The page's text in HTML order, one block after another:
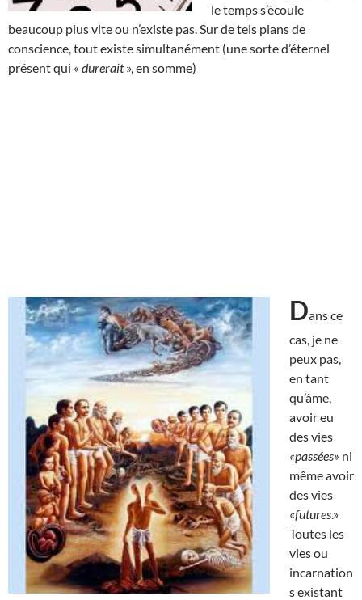
le temps s’écoule
beaucoup plus vite ou n’existe pas. Sur de tels plans de
conscience, tout existe simultanément (une sorte d’éternel
présent qui « durerait», en somme)
Dans ce
cas, je ne
peux pas,
en tant
qu’âme,
avoir eu
des vies
«passées» ni
même avoir
des vies
«futures.»
Toutes les
vies ou
incarnation
s existant